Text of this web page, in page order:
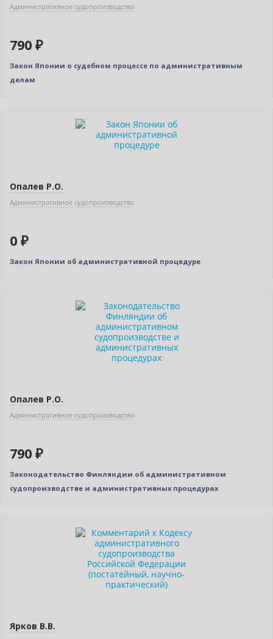
Административное судопроизводство
790 ₽
Закон Японии о судебном процессе по административным
делам
Опалев Р.О.
Административное судопроизводство
0 ₽
Закон Японии об административной процедуре
Опалев Р.О.
Административное судопроизводство
790 ₽
Законодательство Финляндии об административном
судопроизводстве и административных процедурах
Ярков В.В.